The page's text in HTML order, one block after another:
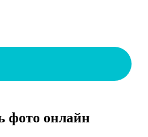
фото онлайн